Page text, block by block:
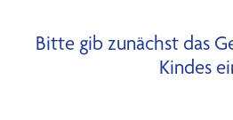
Bitte gib zunächst das
Kindes